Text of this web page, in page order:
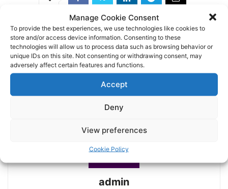
Manage Cookie Consent
To provide the best experiences, we use technologies like cookies to
store and/or access device information. Consenting to these
technologies will allow us to process data such as browsing behavior or
unique IDs on this site. Not consenting or withdrawing consent, may
adversely affect certain features and functions.
Accept
Deny
View preferences
Cookie Policy
Previous article
Έχασε άλλους δύο δικούς
του βαθμούς
Next article
Γιάννης Τακουρίδης: «Να
συστηθεί η ομάδα στον
κόσμο!» | AC PAOK TV
admin